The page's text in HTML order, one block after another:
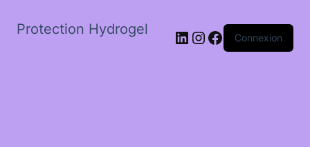
Protection Hydrogel LinkedIn
Instagram
Facebook
Connexion